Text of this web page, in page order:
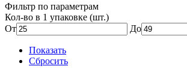
Фильтр по параметрам
Кол-во в 1 упаковке (шт.)
От
До
Показать
Сбросить